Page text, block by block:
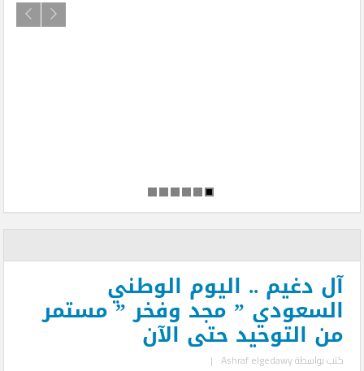
آل دغيم .. اليوم الوطني
السعودي ” مجد وفخر ” مستمر
من التوحيد حتى الآن
كتب بواسطةAshraf elgedawy
|